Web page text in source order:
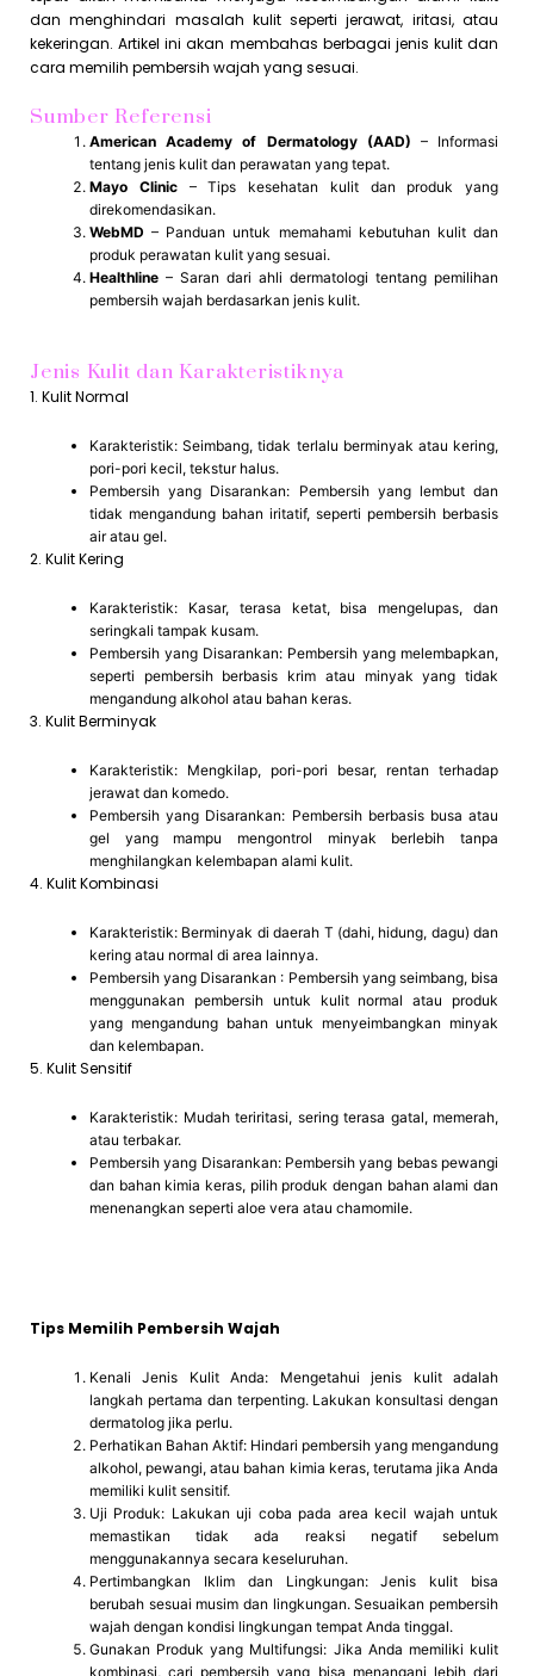
dan menghindari masalah kulit seperti jerawat, iritasi, atau
kekeringan. Artikel ini akan membahas berbagai jenis kulit dan
cara memilih pembersih wajah yang sesuai.
Sumber Referensi
American Academy of Dermatology (AAD) – Informasi
tentang jenis kulit dan perawatan yang tepat.
Mayo Clinic– Tips kesehatan kulit dan produk yang
direkomendasikan.
WebMD – Panduan untuk memahami kebutuhan kulit dan
produk perawatan kulit yang sesuai.
Healthline – Saran dari ahli dermatologi tentang pemilihan
pembersih wajah berdasarkan jenis kulit.
Jenis Kulit dan Karakteristiknya
1. Kulit Normal
Karakteristik: Seimbang, tidak terlalu berminyak atau kering,
pori-pori kecil, tekstur halus.
Pembersih yang Disarankan: Pembersih yang lembut dan
tidak mengandung bahan iritatif, seperti pembersih berbasis
air atau gel.
2. Kulit Kering
Karakteristik: Kasar, terasa ketat, bisa mengelupas, dan
seringkali tampak kusam.
Pembersih yang Disarankan: Pembersih yang melembapkan,
seperti pembersih berbasis krim atau minyak yang tidak
mengandung alkohol atau bahan keras.
3. Kulit Berminyak
Karakteristik: Mengkilap, pori-pori besar, rentan terhadap
jerawat dan komedo.
Pembersih yang Disarankan: Pembersih berbasis busa atau
gel yang mampu mengontrol minyak berlebih tanpa
menghilangkan kelembapan alami kulit.
4. Kulit Kombinasi
Karakteristik: Berminyak di daerah T (dahi, hidung, dagu) dan
kering atau normal di area lainnya.
Pembersih yang Disarankan : Pembersih yang seimbang, bisa
menggunakan pembersih untuk kulit normal atau produk
yang mengandung bahan untuk menyeimbangkan minyak
dan kelembapan.
5. Kulit Sensitif
Karakteristik: Mudah teriritasi, sering terasa gatal, memerah,
atau terbakar.
Pembersih yang Disarankan: Pembersih yang bebas pewangi
dan bahan kimia keras, pilih produk dengan bahan alami dan
menenangkan seperti aloe vera atau chamomile.
Tips Memilih Pembersih Wajah
Kenali Jenis Kulit Anda: Mengetahui jenis kulit adalah
langkah pertama dan terpenting. Lakukan konsultasi dengan
dermatolog jika perlu.
Perhatikan Bahan Aktif: Hindari pembersih yang mengandung
alkohol, pewangi, atau bahan kimia keras, terutama jika Anda
memiliki kulit sensitif.
Uji Produk: Lakukan uji coba pada area kecil wajah untuk
memastikan tidak ada reaksi negatif sebelum
menggunakannya secara keseluruhan.
Pertimbangkan Iklim dan Lingkungan: Jenis kulit bisa
berubah sesuai musim dan lingkungan. Sesuaikan pembersih
wajah dengan kondisi lingkungan tempat Anda tinggal.
Gunakan Produk yang Multifungsi: Jika Anda memiliki kulit
kombinasi, cari pembersih yang bisa menangani lebih dari